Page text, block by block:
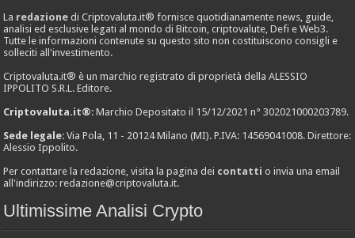
La redazione di Criptovaluta.it® fornisce quotidianamente news, guide,
analisi ed esclusive legati al mondo di Bitcoin, criptovalute, Defi e Web3.
Tutte le informazioni contenute su questo sito non costituiscono consigli e
solleciti all'investimento.
Criptovaluta.it® è un marchio registrato di proprietà della ALESSIO
IPPOLITO S.R.L. Editore.
Criptovaluta.it®: Marchio Depositato il 15/12/2021 n° 302021000203789.
Sede legale: Via Pola, 11 - 20124 Milano (MI). P.IVA: 14569041008. Direttore:
Alessio Ippolito.
Per contattare la redazione, visita la pagina dei contatti o invia una email
all'indirizzo:redazione@criptovaluta.it.
Ultimissime Analisi Crypto